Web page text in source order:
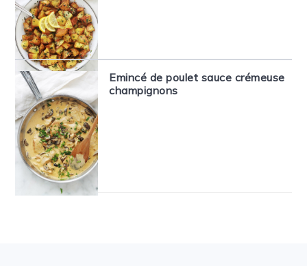
Emincé de poulet sauce crémeuse
champignons